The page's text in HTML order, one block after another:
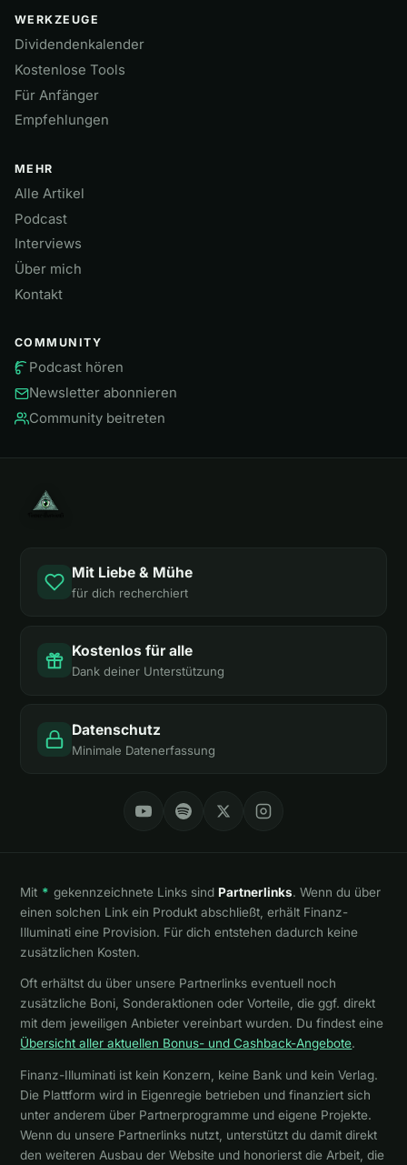
WERKZEUGE
Dividendenkalender
Kostenlose Tools
Für Anfänger
Empfehlungen
MEHR
Alle Artikel
Podcast
Interviews
Über mich
Kontakt
COMMUNITY
Podcast hören
Newsletter abonnieren
Community beitreten
Mit Liebe & Mühe
für dich recherchiert
Kostenlos für alle
Dank deiner Unterstützung
Datenschutz
Minimale Datenerfassung
Mit * gekennzeichnete Links sind Partnerlinks. Wenn du über
einen solchen Link ein Produkt abschließt, erhält Finanz-
Illuminati eine Provision. Für dich entstehen dadurch keine
zusätzlichen Kosten.
Oft erhältst du über unsere Partnerlinks eventuell noch
zusätzliche Boni, Sonderaktionen oder Vorteile, die ggf. direkt
mit dem jeweiligen Anbieter vereinbart wurden. Du findest eine
Übersicht aller aktuellen Bonus- und Cashback-Angebote.
Finanz-Illuminati ist kein Konzern, keine Bank und kein Verlag.
Die Plattform wird in Eigenregie betrieben und finanziert sich
unter anderem über Partnerprogramme und eigene Projekte.
Wenn du unsere Partnerlinks nutzt, unterstützt du damit direkt
den weiteren Ausbau der Website und honorierst die Arbeit, die